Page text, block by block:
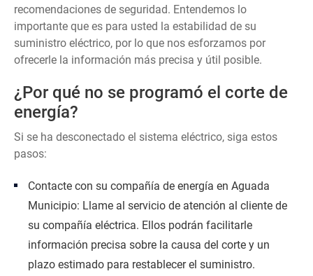
recomendaciones de seguridad. Entendemos lo
importante que es para usted la estabilidad de su
suministro eléctrico, por lo que nos esforzamos por
ofrecerle la información más precisa y útil posible.
¿Por qué no se programó el corte de
energía?
Si se ha desconectado el sistema eléctrico, siga estos
pasos:
Contacte con su compañía de energía en Aguada
Municipio: Llame al servicio de atención al cliente de
su compañía eléctrica. Ellos podrán facilitarle
información precisa sobre la causa del corte y un
plazo estimado para restablecer el suministro.